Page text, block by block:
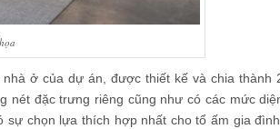
ở của dự án, được thiết kế và chia thành
nét đặc trưng riêng cũng như có các mức
chọn lựa thích hợp nhất cho tổ ấm gia